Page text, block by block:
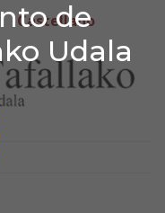
de
Udala
de
Castellano